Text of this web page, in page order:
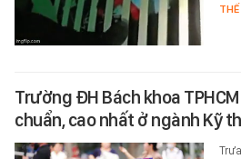
Trường ĐH Bách khoa
chuẩn, cao nhất ở ngành Kỹ